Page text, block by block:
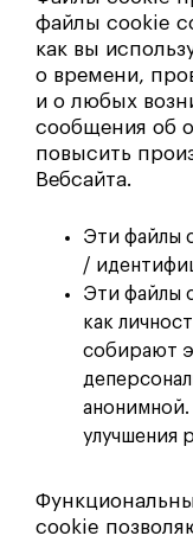
файлы cookie
как вы
о времени,
и о любых
сообщения об
повысить
Вебсайта.
Эти файлы
/
Эти файлы
как
собирают
анонимной.
улучшения
cookie